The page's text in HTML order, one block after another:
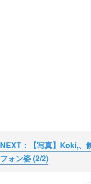
NEXT：【写真】Koki,、
フォン姿 (2/2)